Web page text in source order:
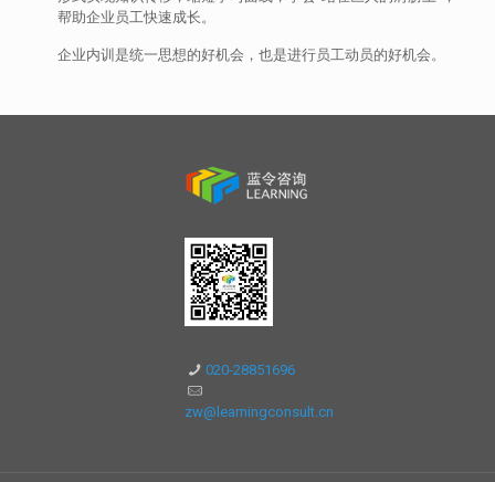
帮助企业员工快速成长。
企业内训是统一思想的好机会，也是进行员工动员的好机会。
020-28851696
zw@learningconsult.cn